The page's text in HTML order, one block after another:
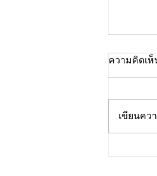
คอลัม
ความคิดเห็
เขียนคว